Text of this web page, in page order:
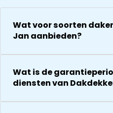
Wat voor soorten
Jan aanbieden?
Wat is de
diensten van